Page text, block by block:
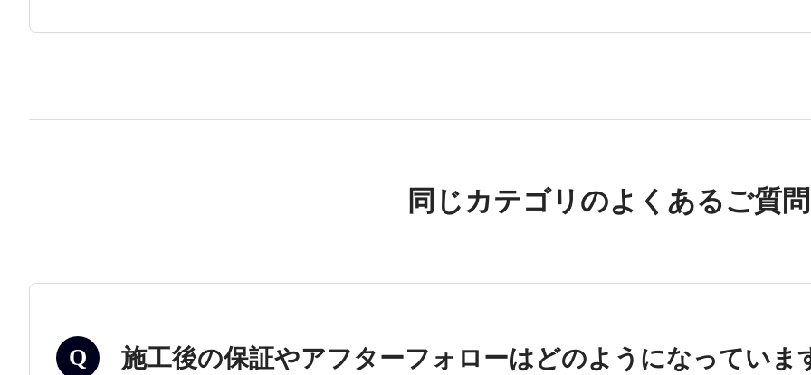
同じカテゴリのよくあるご質問
Q 施工後の保証やアフターフォローはどのようになっていま